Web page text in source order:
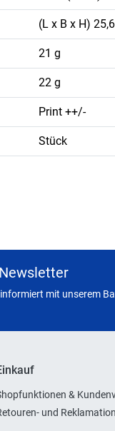
(L x B x H)
21 g
22 g
Print ++/-
Stück
informiert mit unserem
&
und